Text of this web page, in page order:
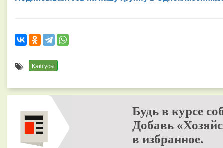
Кактусы
Будь в курсе
Добавь
в избранное.